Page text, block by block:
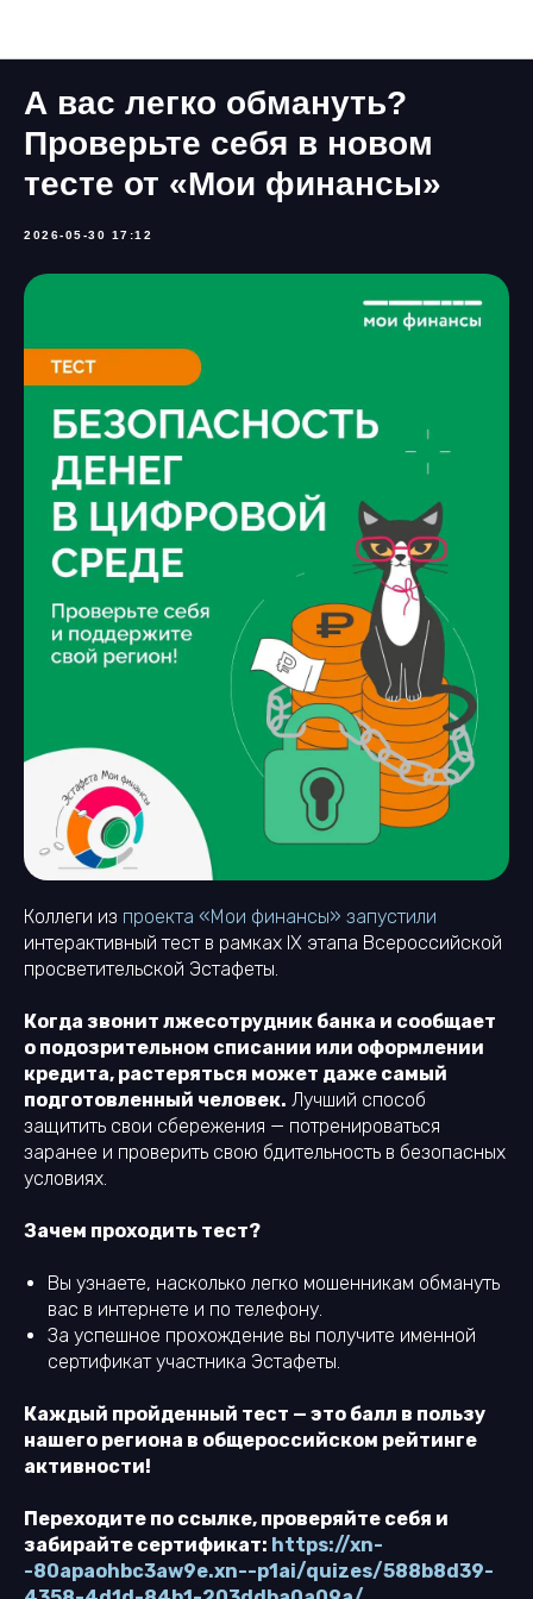
А вас легко обмануть?
Проверьте себя в новом
тесте от «Мои финансы»
2026-05-30 17:12
Коллеги из проекта «Мои финансы» запустили
интерактивный тест в рамках IX этапа Всероссийской
просветительской Эстафеты.
Когда звонит лжесотрудник банка и сообщает
о подозрительном списании или оформлении
кредита, растеряться может даже самый
подготовленный человек. Лучший способ
защитить свои сбережения — потренироваться
заранее и проверить свою бдительность в безопасных
условиях.
Зачем проходить тест?
Вы узнаете, насколько легко мошенникам обмануть
вас в интернете и по телефону.
За успешное прохождение вы получите именной
сертификат участника Эстафеты.
Каждый пройденный тест — это балл в пользу
нашего региона в общероссийском рейтинге
активности!
Переходите по ссылке, проверяйте себя и
забирайте сертификат: https://xn-
-80apaohbc3aw9e.xn--p1ai/quizes/588b8d39-